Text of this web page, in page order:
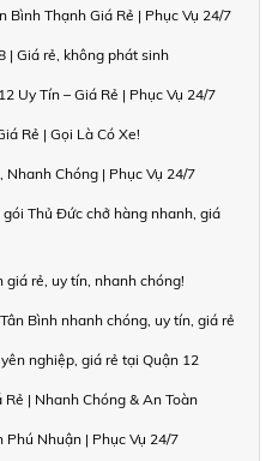
Bình Thạnh Giá Rẻ | Phục Vụ 24/7
| Giá rẻ, không phát sinh
Uy Tín – Giá Rẻ | Phục Vụ 24/7
Rẻ | Gọi Là Có Xe!
Nhanh Chóng | Phục Vụ 24/7
Thủ Đức chở hàng nhanh, giá
rẻ, uy tín, nhanh chóng!
Bình nhanh chóng, uy tín, giá rẻ
nghiệp, giá rẻ tại Quận 12
| Nhanh Chóng & An Toàn
Phú Nhuận | Phục Vụ 24/7